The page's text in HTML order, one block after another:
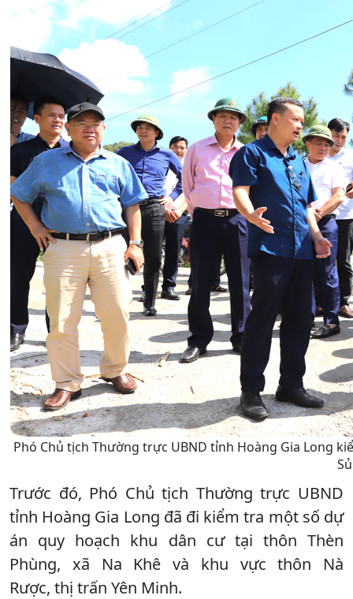
Phó Chủ tịch Thường trực UBND tỉnh Hoàng Gia Long
Trước đó, Phó Chủ tịch Thường trực UBND
tỉnh Hoàng Gia Long đã đi kiểm tra một số dự
án quy hoạch khu dân cư tại thôn Thèn
Phùng, xã Na Khê và khu vực thôn Nà
Rược, thị trấn Yên Minh.